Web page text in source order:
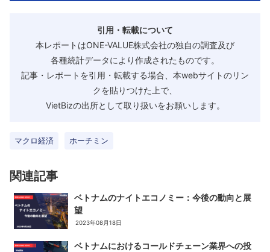
引用・転載について
本レポートはONE-VALUE株式会社の独自の調査及び
各種統計データにより作成されたものです。
記事・レポートを引用・転載する場合、本webサイトのリン
クを貼りつけた上で、
VietBizの出所として取り扱いをお願いします。
マクロ経済 ホーチミン
関連記事
ベトナムのナイトエコノミー：今後の動向と展
望
2023年08月18日
ベトナムにおけるコールドチェーン業界への投